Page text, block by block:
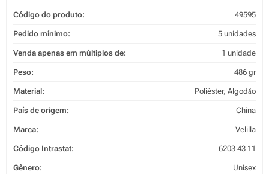
Código do produto: 49595
Pedido mínimo: 5 unidades
Venda apenas em múltiplos de: 1 unidade
Peso: 486 gr
Material: Poliéster, Algodăo
País de origem: China
Marca: Velilla
Código Intrastat: 6203 43 11
Gênero: Unisex